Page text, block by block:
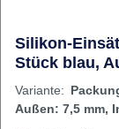
Silikon-
Stück blau,
Innen: 1 mm
Variante:
Außen: 7,5 mm,